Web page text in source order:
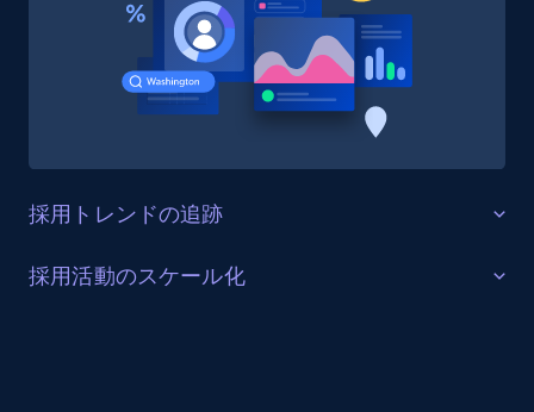
URL, Post id, Description, Create time, Digg
count, Share count, Collect count, Comment
6.7K+ 905+
採用トレンドの追跡
市場成長
採用活動のスケール化